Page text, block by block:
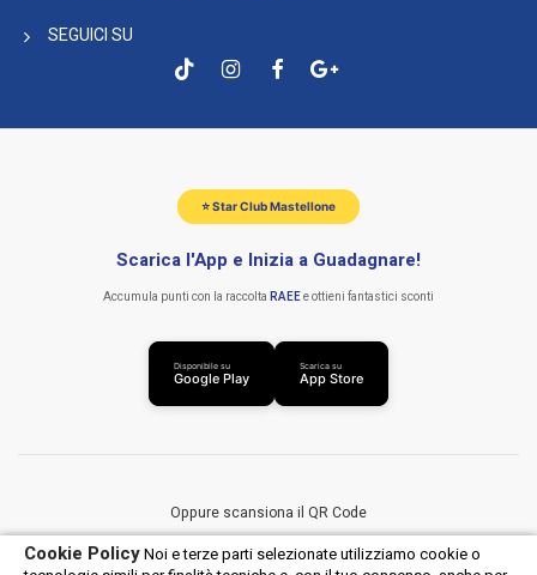
Cookie PolicyNoi e terze parti selezionate utilizziamo cookie o
SEGUICI SU
⭐ Star Club Mastellone
Scarica l'App e Inizia a Guadagnare!
Accumula punti con la raccolta RAEEe ottieni fantastici sconti
Disponibile su
Google Play
Scarica su
App Store
Oppure scansiona il QR Code